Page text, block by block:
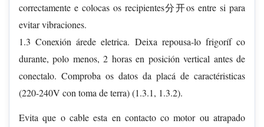
correctamente e colocas os recipientes分开os entre si para
evitar vibraciones.
1.3 Conexión árede eletrica. Deixa repousa-lo frigoríf co
durante, polo menos, 2 horas en posición vertical antes de
conectalo. Comproba os datos da placá de caractéristicas
(220-240V con toma de terra) (1.3.1, 1.3.2).
Evita que o cable esta en contacto co motor ou atrapado